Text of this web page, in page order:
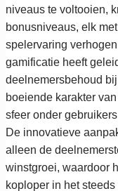
niveaus te voltooien,
bonusniveaus, elk
spelervaring
gamificatie heeft
deelnemersbehoud
boeiende karakter
sfeer onder
De innovatieve
alleen de
winstgroei, waardoor
koploper in het